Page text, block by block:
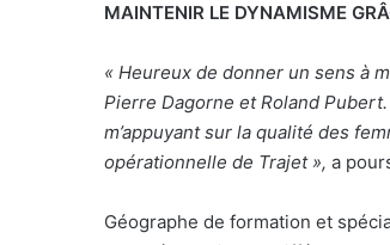
MAINTENIR LE DYNAMISME
« Heureux de donner un sens à
Pierre Dagorne et Roland
m’appuyant sur la qualité des
opérationnelle de Trajet », a
Géographe de formation et